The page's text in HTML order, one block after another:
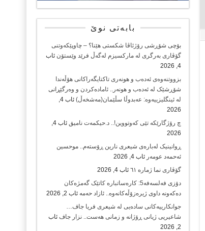
بابەتی نوێ
بۆچی شۆڕشی رۆژئاڤا شکستی هێنا؟ – چاوپێکەوتنی
گۆڤاری بەرگری لە مارکسیزم لەگەڵ فرێد وێستۆن ئاب
4, 2026
بزووتنەوەی ئەدەب و هونەری تاکتایگەراکانی هۆڵەندا
شۆڕشێک لە ئەدەب و هونەر.. ئامادەکردن و وەرگێڕانی
لە ئینگلیزییەوە: عەبدوڵا سڵێمان(مەشخەڵ)
ئاب 4,
2026
چ رۆژگارێکە تێی کەوتووین!.. د.حیکمەت نامیق
ئاب 4,
2026
ڕوانینیک لەبارەى شیعرى نارین ڕۆستەم.. موحسین
ئەحمەد عومەر ئاب 4, 2026
گۆڤاری نما ژمارە ٦١
ئاب 4, 2026
دۆزی فەلسەفە5: کارەساتبارە کاتێک گەمژەکان
دەکەونە داوی ژیرەزۆڵەکانەوە.. ئازاد حەمە ئاب 2, 2026
جوانکارییەکانی سادەیی لە شیعری فریا جاف…
شاعیریی ژیانی ڕۆژانە و زمانی هەست.. نزار جاف ئاب
2, 2026